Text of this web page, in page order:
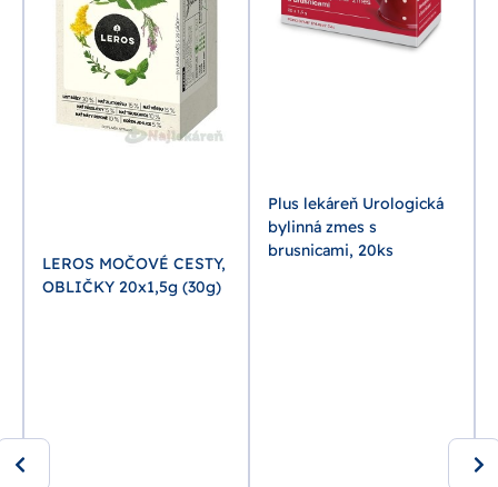
LEROS MOČOVÉ CESTY,
OBLIČKY 20x1,5g (30g)
Plus lekáreň Urologická
bylinná zmes s
brusnicami, 20ks